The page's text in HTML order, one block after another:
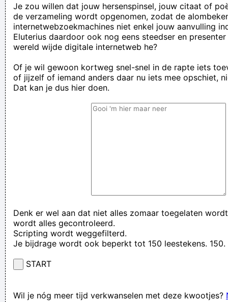
Je zou willen dat jouw hersenspinsel, jouw citaat of
de verzameling wordt opgenomen, zodat de
internetwebzoekmachines niet enkel jouw aanvulling
Eluterius daardoor ook nog eens steedser en
wereld wijde digitale internetweb he?
Of je wil gewoon kortweg snel-snel in de rapte iets
of jijzelf of iemand anders daar nu iets mee opschiet,
Dat kan je dus hier doen.
Denk er wel aan dat niet alles zomaar toegelaten
wordt alles gecontroleerd.
Scripting wordt weggefilterd.
Je bijdrage wordt ook beperkt tot 150 leestekens. 150.
START
Wil je nóg meer tijd verkwanselen met deze kwootjes?